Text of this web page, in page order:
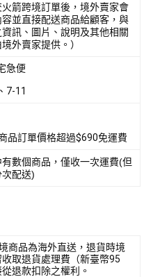
火箭跨境訂單後，境外賣家會
並直接配送商品給顧客，與
訊、圖片、說明及其他相關
外賣家提供。）
急便
7-11
品訂單價格超過$690免運費
數個商品，僅收一次運費(但
配送)
商品為海外直送，退貨時境
取退貨處理費（新臺幣95
退款扣除之權利。